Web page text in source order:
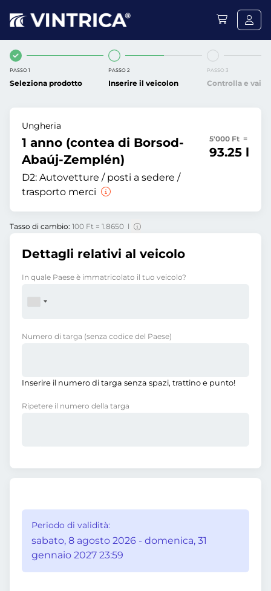
PASSO 1
Seleziona prodotto
PASSO 2
Inserire il veicolon
PASSO 3
Controlla e vai
Ungheria
1 anno (contea di Borsod-
Abaúj-Zemplén)
D2: Autovetture / posti a sedere /
trasporto merci
5'000 Ft =
93.25 l
Tasso di cambio: 100 Ft = 1.8650 l
Dettagli relativi al veicolo
In quale Paese è immatricolato il tuo veicolo?
Numero di targa (senza codice del Paese)
Inserire il numero di targa senza spazi, trattino e punto!
Ripetere il numero della targa
Periodo di validità:
sabato, 8 agosto 2026 - domenica, 31
gennaio 2027 23:59